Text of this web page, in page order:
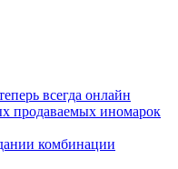
всегда онлайн
продаваемых иномарок
комбинации